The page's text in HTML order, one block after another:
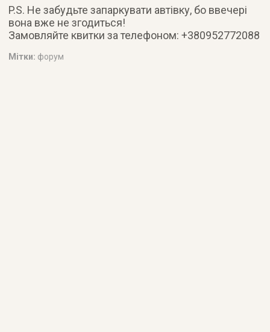
P.S. Не забудьте запаркувати автівку, бо ввечері
вона вже не згодиться!
Замовляйте квитки за телефоном: +380952772088
Мітки: форум